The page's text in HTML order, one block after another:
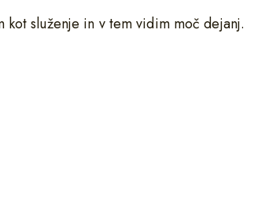
služenje in v tem vidim moč dejanj.